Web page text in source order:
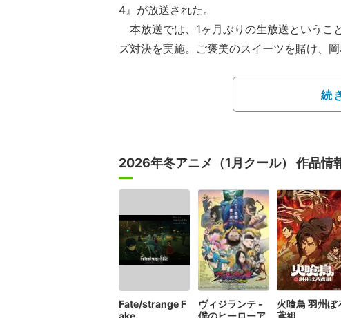
4』が放送された。
本放送では、1ヶ月ぶりの生放送というこ
ズ対決を実施。ご褒美のスイーツを賭け、
と仲村お馴染みの“概念ゲーム”、“ぴったし
の実力を発揮。岡本が「鳥が飛ぶ」「石を投
かし、数字を手で表現した岡本の行動をス
け、以降は数字のジェスチャーが禁止に。
続
2026年冬アニメ（1月クール） 作品情
Fate/strange F
ake
ヴィジランテ -
僕のヒーローア
火喰鳥 羽州ぼ
鳶組